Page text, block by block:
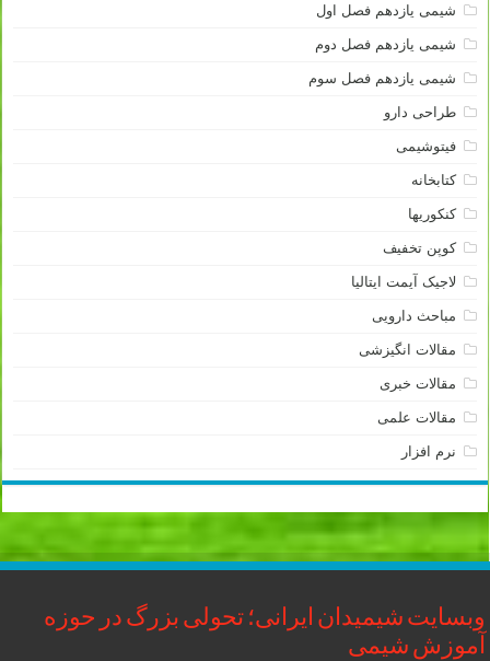
شیمی یازدهم فصل اول
شیمی یازدهم فصل دوم
شیمی یازدهم فصل سوم
طراحی دارو
فیتوشیمی
کتابخانه
کنکوریها
کوپن تخفیف
لاجیک آیمت ایتالیا
مباحث دارویی
مقالات انگیزشی
مقالات خبری
مقالات علمی
نرم افزار
وبسایت شیمیدان ایرانی؛ تحولی بزرگ در حوزه
آموزش شیمی